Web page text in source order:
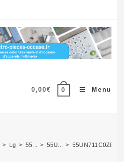
0,00€ 0 Menu
> Lg > 55... > 55U... > 55UN711C0ZB